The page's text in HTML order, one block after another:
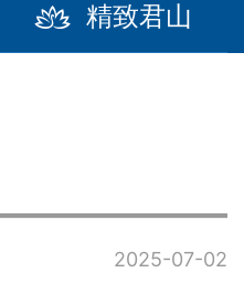
精致君山
2025-07-02